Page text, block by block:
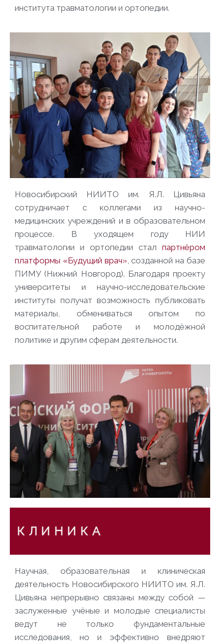
института травматологии и ортопедии.
Новосибирский НИИТО им. Я.Л. Цивьяна
сотрудничает с коллегами из научно-
медицинских учреждений и в образовательном
процессе. В уходящем году НИИ
травматологии и ортопедии стал партнёром
платформы «Будущий врач», созданной на базе
ПИМУ (Нижний Новгород). Благодаря проекту
университеты и научно-исследовательские
институты получат возможность публиковать
материалы, обмениваться опытом по
воспитательной работе и молодёжной
политике и другим сферам деятельности.
К Л И Н И К А
Научная, образовательная и клиническая
деятельность Новосибирского НИИТО им. Я.Л.
Цивьяна непрерывно связаны между собой —
заслуженные учёные и молодые специалисты
ведут не только фундаментальные
исследования, но и эффективно внедряют